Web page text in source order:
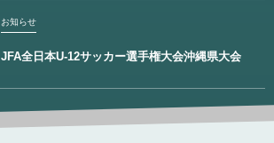
お知らせ
JFA全日本U-12サッカー選手権大会沖縄県大会